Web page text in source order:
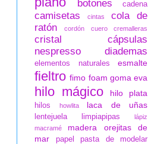
botones cadena
camisetas cintas
cola de
ratón
cordón cuero cremalleras
cristal
cápsulas
nespresso
diademas
elementos naturales esmalte
fieltro fimo foam goma eva
hilo mágico hilo plata
hilos howlita laca de uñas
lentejuela limpiapipas
lápiz
macramé
madera
orejitas de
mar
papel pasta de modelar